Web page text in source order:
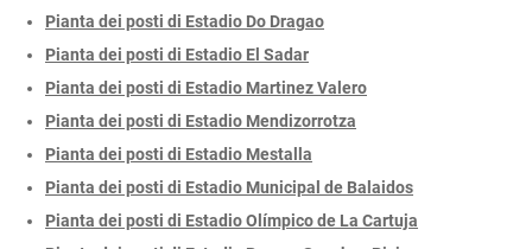
Pianta dei posti di Estadio Do Dragao
Pianta dei posti di Estadio El Sadar
Pianta dei posti di Estadio Martinez Valero
Pianta dei posti di Estadio Mendizorrotza
Pianta dei posti di Estadio Mestalla
Pianta dei posti di Estadio Municipal de Balaidos
Pianta dei posti di Estadio Olímpico de La Cartuja